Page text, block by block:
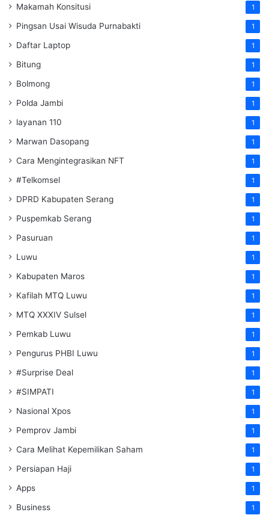
Makamah Konsitusi 1
Pingsan Usai Wisuda Purnabakti 1
Daftar Laptop 1
Bitung 1
Bolmong 1
Polda Jambi 1
layanan 110 1
Marwan Dasopang 1
Cara Mengintegrasikan NFT 1
#Telkomsel 1
DPRD Kabupaten Serang 1
Puspemkab Serang 1
Pasuruan 1
Luwu 1
Kabupaten Maros 1
Kafilah MTQ Luwu 1
MTQ XXXIV Sulsel 1
Pemkab Luwu 1
Pengurus PHBI Luwu 1
#Surprise Deal 1
#SIMPATI 1
Nasional Xpos 1
Pemprov Jambi 1
Cara Melihat Kepemilikan Saham 1
Persiapan Haji 1
Apps 1
Business 1